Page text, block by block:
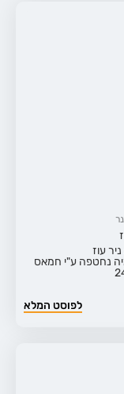
עוז
נחטפה ע"י חמאס
לפוסט המלא